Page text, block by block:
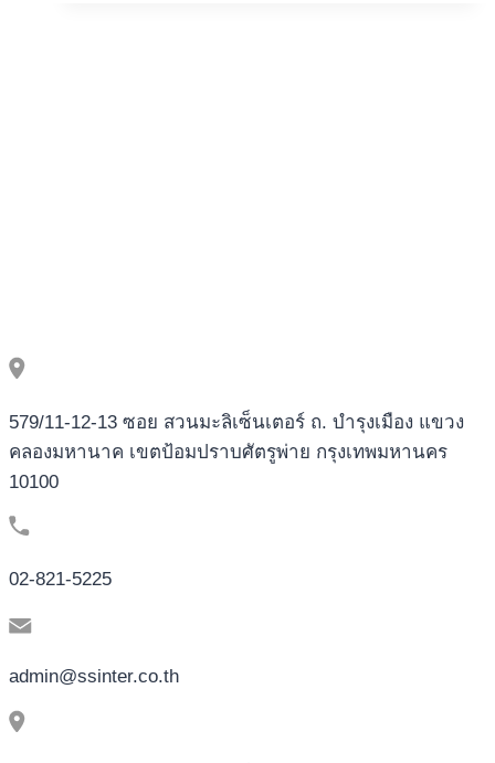
579/11-12-13 ซอย สวนมะลิเซ็นเตอร์ ถ. บำรุงเมือง แขวง
คลองมหานาค เขตป้อมปราบศัตรูพ่าย กรุงเทพมหานคร
10100
02-821-5225
admin@ssinter.co.th